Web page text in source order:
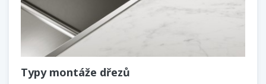
Typy montáže dřezů